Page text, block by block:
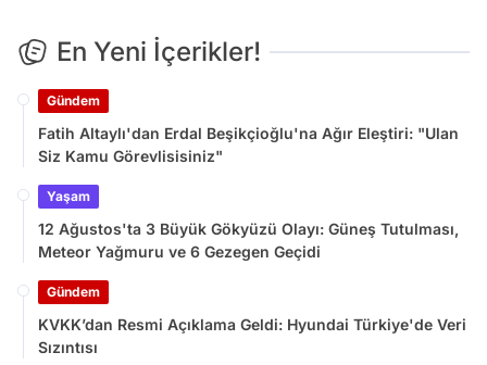
En Yeni İçerikler!
Gündem
Fatih Altaylı'dan Erdal Beşikçioğlu'na Ağır Eleştiri: "Ulan
Siz Kamu Görevlisisiniz"
Yaşam
12 Ağustos'ta 3 Büyük Gökyüzü Olayı: Güneş Tutulması,
Meteor Yağmuru ve 6 Gezegen Geçidi
Gündem
KVKK’dan Resmi Açıklama Geldi: Hyundai Türkiye'de Veri
Sızıntısı